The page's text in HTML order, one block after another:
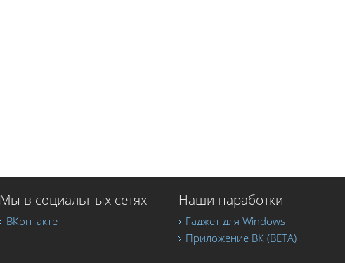
Мы в социальных сетях
ВКонтакте
Наши наработки
Гаджет для Windows
Приложение ВК (BETA)